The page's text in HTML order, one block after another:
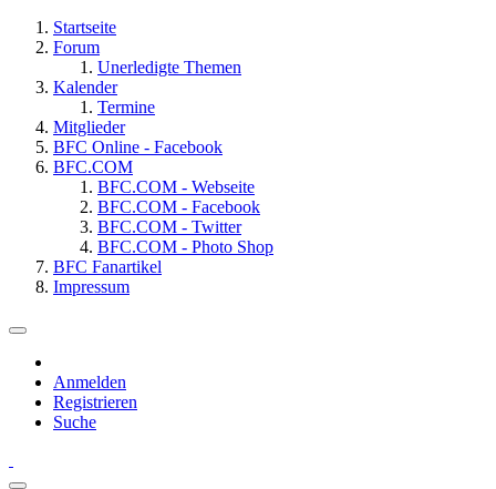
Startseite
Forum
Unerledigte Themen
Kalender
Termine
Mitglieder
BFC Online - Facebook
BFC.COM
BFC.COM - Webseite
BFC.COM - Facebook
BFC.COM - Twitter
BFC.COM - Photo Shop
BFC Fanartikel
Impressum
Anmelden
Registrieren
Suche